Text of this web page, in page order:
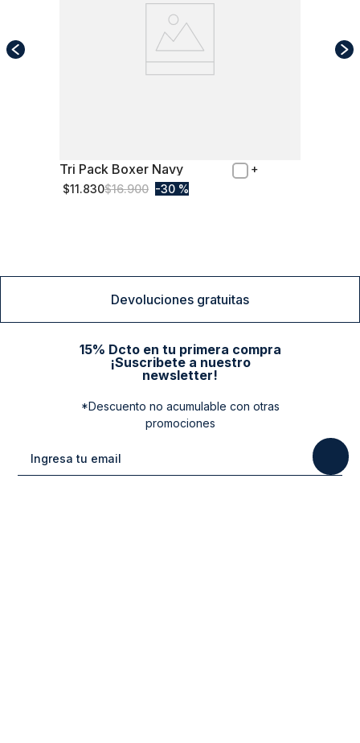
S
Tri Pack Boxer Navy
$11.830$16.900 30 %
Devoluciones gratuitas
15% Dcto en tu primera compra
¡Suscribete a nuestro
newsletter!
*Descuento no acumulable con otras
promociones